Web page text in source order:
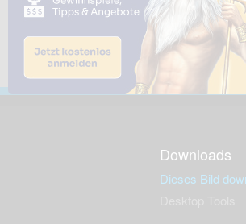
Downloads
Dieses Bild